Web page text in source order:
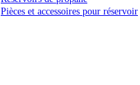
Pièces et accessoires pour réservoir